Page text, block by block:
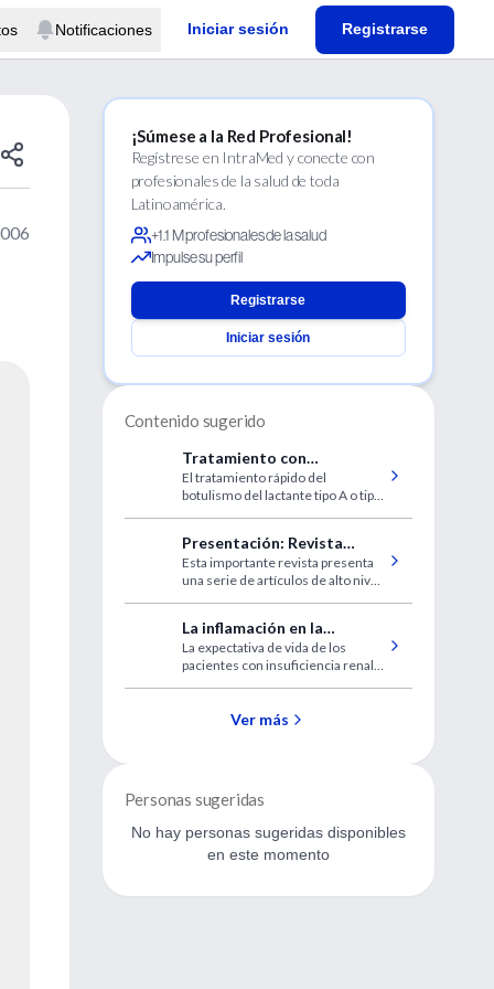
Notificaciones Iniciar sesión Registrarse
¡Súmese a la Red Profesional!
Regístrese en IntraMed y conecte con
profesionales de la salud de toda
Latinoamérica.
+1.1 M profesionales de la salud
Impulse su perfil
Registrarse
Iniciar sesión
Contenido sugerido
Tratamiento con
inmunoglobulina
intravenosa para el
botulismo humano
El tratamiento rápido del
botulismo del lactante tipo A o tipo
Presentación: Revista
Micronutrientes
Esta importante revista presenta
una serie de artículos de alto nivel
Hierro y la vitamina D.
La inflamación en la
insuficiencia renal y riesgo
cardiovascular
La expectativa de vida de los
pacientes con insuficiencia renal
Ver más
Personas sugeridas
No hay personas sugeridas disponibles
en este momento